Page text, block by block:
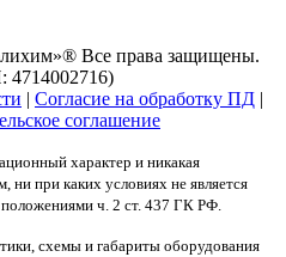
® Все права защищены.
| Согласие на обработку ПД |
соглашение
характер и никакая
ни при каких условиях не является
ч. 2 ст. 437 ГК РФ.
схемы и габариты оборудования